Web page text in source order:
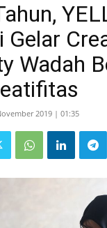
Gelar
Wadah
2019 | 01:35